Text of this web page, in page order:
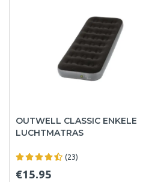
OUTWELL CLASSIC ENKELE
LUCHTMATRAS
(23)
€15.95